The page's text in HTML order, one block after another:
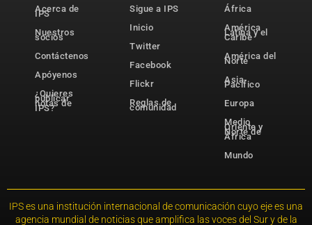
Acerca de
IPS
Nuestros
socios
Contáctenos
Apóyenos
¿Quieres
publicar
notas de
IPS?
Sigue a IPS
Inicio
Twitter
Facebook
Flickr
Reglas de
comunidad
África
América
Latina y el
Caribe
América del
Norte
Asia-
Pacífico
Europa
Medio
Oriente y
Norte de
África
Mundo
IPS es una institución internacional de comunicación cuyo eje es una
agencia mundial de noticias que amplifica las voces del Sur y de la